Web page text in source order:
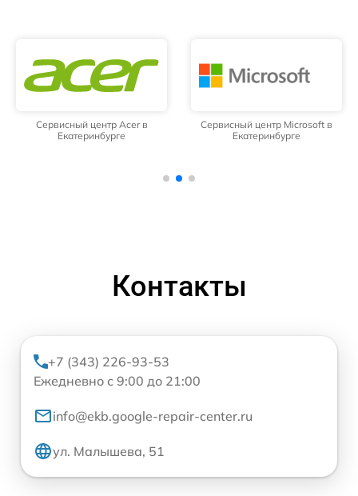
Сервисный центр Acer в
Екатеринбурге
Сервисный центр Microsoft в
Екатеринбурге
Контакты
+7 (343) 226-93-53
Ежедневно с 9:00 до 21:00
info@ekb.google-repair-center.ru
ул. Малышева, 51